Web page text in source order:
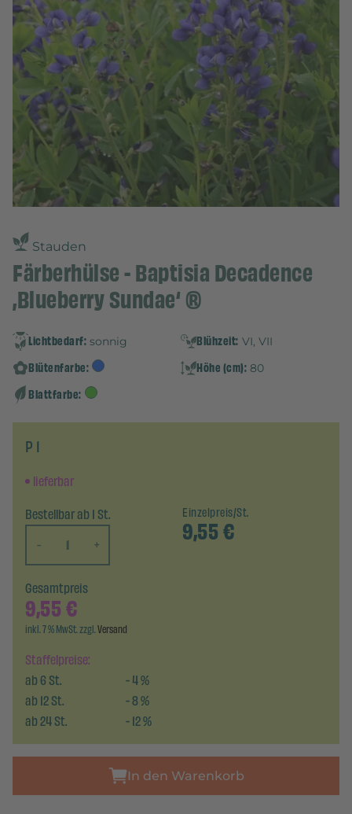
Stauden
Färberhülse - Baptisia Decadence
‚Blueberry Sundae‘ ®
Lichtbedarf: sonnig Blühzeit: VI, VII
Blütenfarbe: Höhe (cm): 80
Blattfarbe:
P 1
lieferbar
Bestellbar ab 1 St.
-
+
Einzelpreis/St.
9,55€
Staffelpreise:
ab6St. -4%
ab12St. -8%
ab24St. -12%
Gesamtpreis
9,55€
inkl. 7 % MwSt. zzgl.Versand
In den Warenkorb